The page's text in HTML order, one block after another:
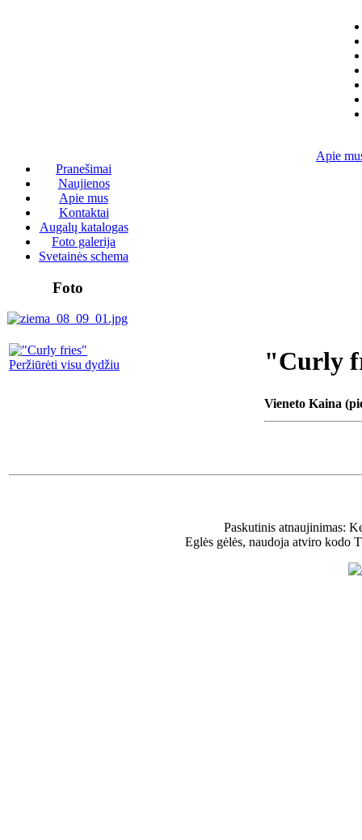
Pranešimai
Naujienos
Apie mus
Kontaktai
Augalų katalogas
Foto galerija
Svetainės schema
Foto
Apie
Peržiūrėti visu dydžiu "Curly
Vieneto Kaina
Paskutinis atnaujinimas:
Eglės gėlės, naudoja atviro kodo